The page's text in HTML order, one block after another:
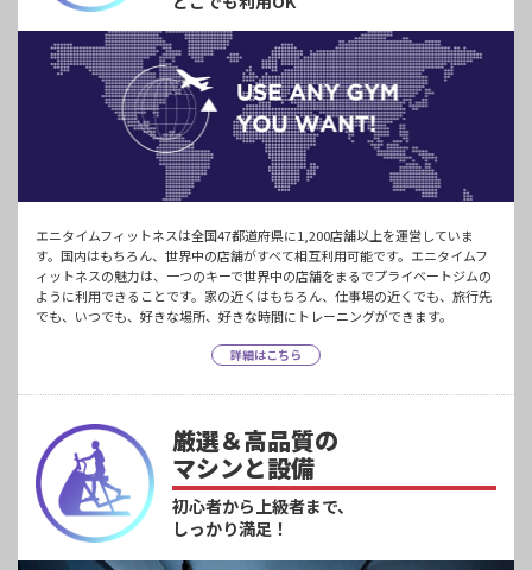
エニタイムフィットネスは全国47都道府県に1,200店舗以上を運営していま
す。国内はもちろん、世界中の店舗がすべて相互利用可能です。エニタイムフ
ィットネスの魅力は、一つのキーで世界中の店舗をまるでプライベートジムの
ように利用できることです。家の近くはもちろん、仕事場の近くでも、旅行先
でも、いつでも、好きな場所、好きな時間にトレーニングができます。
詳細はこちら
厳選＆高品質の
マシンと設備
初心者から上級者まで、
しっかり満足！